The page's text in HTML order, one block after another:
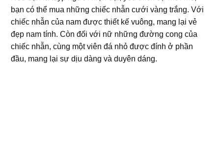
bạn có thể mua những chiếc nhẫn cưới vàng trắng. Với
chiếc nhẫn của nam được thiết kế vuông, mang lại vẻ
đẹp nam tính. Còn đối với nữ những đường cong của
chiếc nhẫn, cùng một viên đá nhỏ được đính ở phần
đầu, mang lại sự dịu dàng và duyên dáng.